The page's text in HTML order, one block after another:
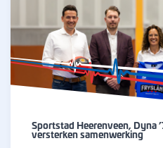
Sportstad Heerenveen, Dyna
versterken samenwerking